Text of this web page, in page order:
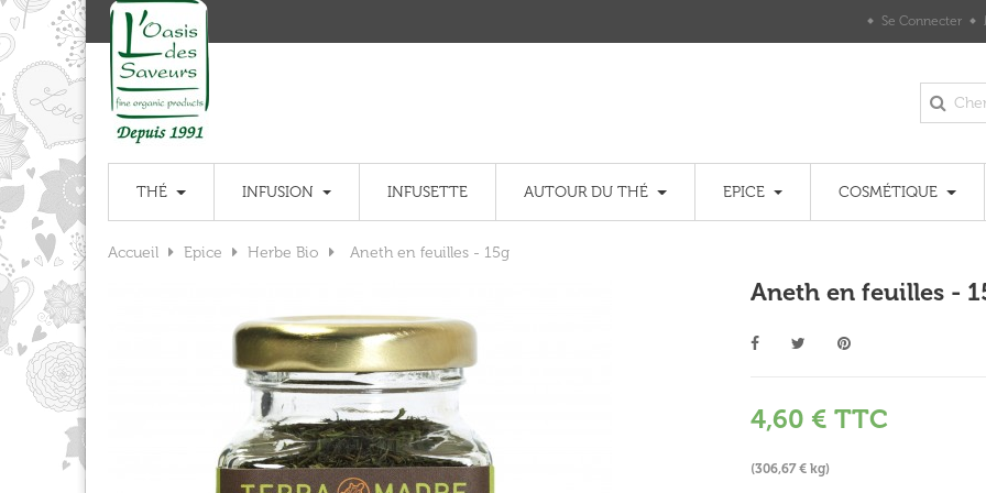
Se Connecter
THÉ INFUSION INFUSETTE AUTOUR DU THÉ EPICE COSMÉTIQUE
Accueil Epice Herbe Bio Aneth en feuilles - 15g
Aneth en feuilles -
4,60 € TTC
(306,67 € kg)